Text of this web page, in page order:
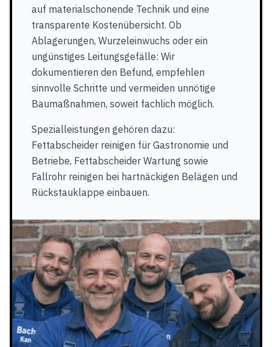
auf materialschonende Technik und eine
transparente Kostenübersicht. Ob
Ablagerungen, Wurzeleinwuchs oder ein
ungünstiges Leitungsgefälle: Wir
dokumentieren den Befund, empfehlen
sinnvolle Schritte und vermeiden unnötige
Baumaßnahmen, soweit fachlich möglich.
Spezialleistungen gehören dazu:
Fettabscheider reinigen für Gastronomie und
Betriebe, Fettabscheider Wartung sowie
Fallrohr reinigen bei hartnäckigen Belägen und
Rückstauklappe einbauen.